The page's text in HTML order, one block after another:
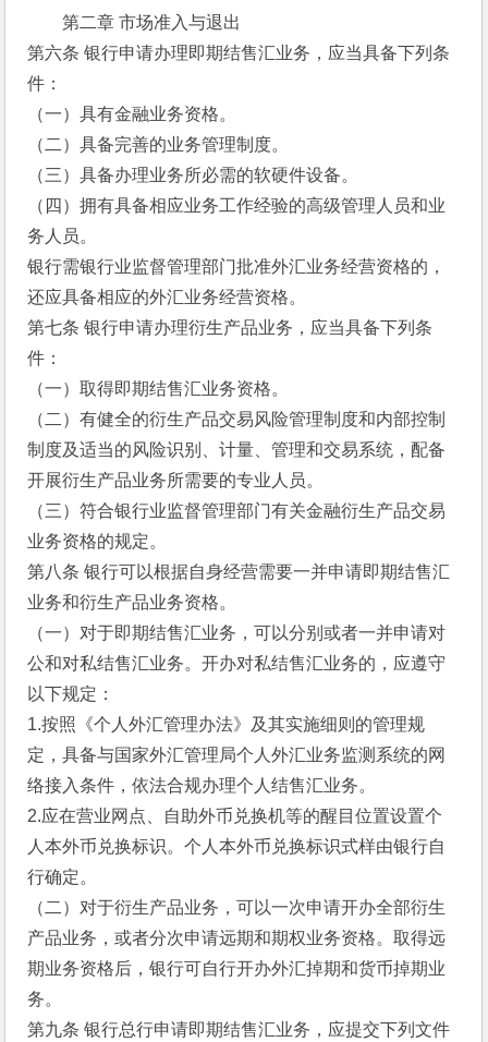
第二章 市场准入与退出
第六条 银行申请办理即期结售汇业务，应当具备下列条
件：
（一）具有金融业务资格。
（二）具备完善的业务管理制度。
（三）具备办理业务所必需的软硬件设备。
（四）拥有具备相应业务工作经验的高级管理人员和业
务人员。
银行需银行业监督管理部门批准外汇业务经营资格的，
还应具备相应的外汇业务经营资格。
第七条 银行申请办理衍生产品业务，应当具备下列条
件：
（一）取得即期结售汇业务资格。
（二）有健全的衍生产品交易风险管理制度和内部控制
制度及适当的风险识别、计量、管理和交易系统，配备
开展衍生产品业务所需要的专业人员。
（三）符合银行业监督管理部门有关金融衍生产品交易
业务资格的规定。
第八条 银行可以根据自身经营需要一并申请即期结售汇
业务和衍生产品业务资格。
（一）对于即期结售汇业务，可以分别或者一并申请对
公和对私结售汇业务。开办对私结售汇业务的，应遵守
以下规定：
1.按照《个人外汇管理办法》及其实施细则的管理规
定，具备与国家外汇管理局个人外汇业务监测系统的网
络接入条件，依法合规办理个人结售汇业务。
2.应在营业网点、自助外币兑换机等的醒目位置设置个
人本外币兑换标识。个人本外币兑换标识式样由银行自
行确定。
（二）对于衍生产品业务，可以一次申请开办全部衍生
产品业务，或者分次申请远期和期权业务资格。取得远
期业务资格后，银行可自行开办外汇掉期和货币掉期业
务。
第九条 银行总行申请即期结售汇业务，应提交下列文件